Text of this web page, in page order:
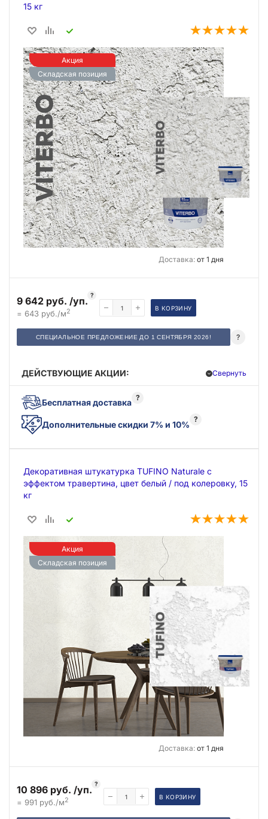
15 кг
Акция
Складская позиция
Доставка:от 1 дня
9 642 руб. /уп. ?
= 643 руб./м2 В КОРЗИНУ
СПЕЦИАЛЬНОЕ ПРЕДЛОЖЕНИЕ ДО 1 СЕНТЯБРЯ 2026! ?
ДЕЙСТВУЮЩИЕ АКЦИИ: Свернуть
Бесплатная доставка ?
Дополнительные скидки 7% и 10%
?
Декоративная штукатурка TUFINO Naturale с
эффектом травертина, цвет белый / под колеровку, 15
кг
Акция
Складская позиция
Доставка:от 1 дня
10 896 руб. /уп. ?
= 991 руб./м2 В КОРЗИНУ